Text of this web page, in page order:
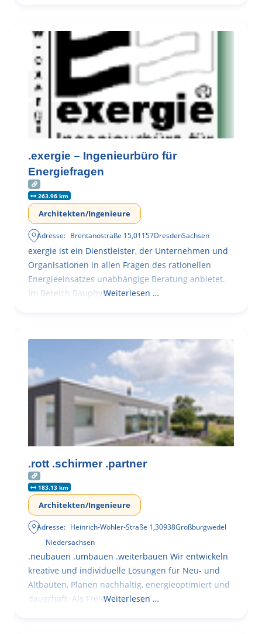
.exergie – Ingenieurbüro für
Energiefragen
263.96 km
Architekten/Ingenieure
Adresse: Brentanostraße 15,01157DresdenSachsen
exergie ist ein Dienstleister, der Unternehmen und
Organisationen in allen Fragen des rationellen
Energieeinsatzes unabhängige Beratung anbietet.
Im Bereich BauphysikWeiterlesen …
.rott .schirmer .partner
183.13 km
Architekten/Ingenieure
Adresse: Heinrich-Wöhler-Straße 1,30938Großburgwedel
Niedersachsen
.neubauen .umbauen .weiterbauen Wir entwickeln
kreative und individuelle Lösungen für Neu- und
Altbauten, Planen nachhaltig, energieoptimiert und
dauerhaft. Als FreieWeiterlesen …